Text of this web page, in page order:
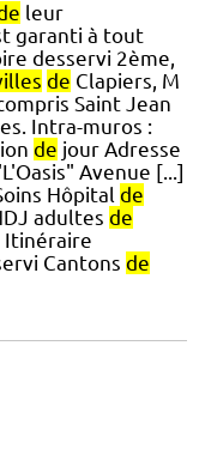
leur
garanti à tout
desservi 2ème,
de Clapiers, M
Saint Jean
Intra-muros :
de jour Adresse
Avenue [...]
Hôpital de
adultes de
Itinéraire
Cantons de